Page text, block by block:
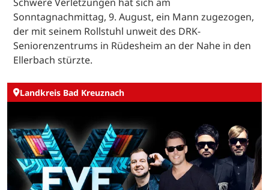
Sonntagnachmittag, 9. August, ein Mann zugezogen,
der mit seinem Rollstuhl unweit des DRK-
Seniorenzentrums in Rüdesheim an der Nahe in den
Ellerbach stürzte.
Landkreis Bad Kreuznach